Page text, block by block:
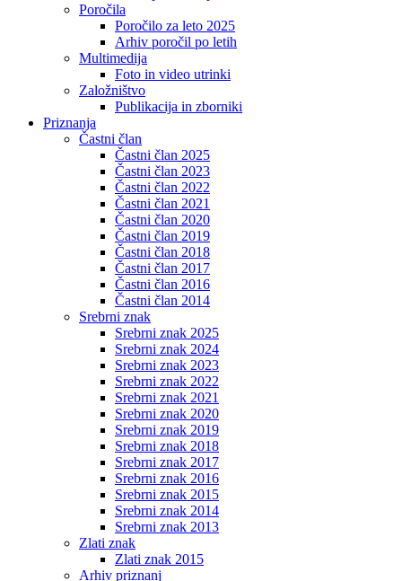
Poročila
Poročilo za leto 2025
Arhiv poročil po letih
Multimedija
Foto in video utrinki
Založništvo
Publikacija in zborniki
Priznanja
Častni član
Častni član 2025
Častni član 2023
Častni član 2022
Častni član 2021
Častni član 2020
Častni član 2019
Častni član 2018
Častni član 2017
Častni član 2016
Častni član 2014
Srebrni znak
Srebrni znak 2025
Srebrni znak 2024
Srebrni znak 2023
Srebrni znak 2022
Srebrni znak 2021
Srebrni znak 2020
Srebrni znak 2019
Srebrni znak 2018
Srebrni znak 2017
Srebrni znak 2016
Srebrni znak 2015
Srebrni znak 2014
Srebrni znak 2013
Zlati znak
Zlati znak 2015
Arhiv priznanj